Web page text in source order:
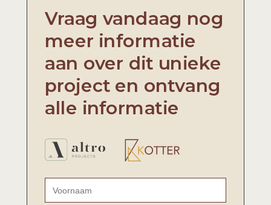
Vraag vandaag nog
meer informatie
aan over dit unieke
project en ontvang
alle informatie